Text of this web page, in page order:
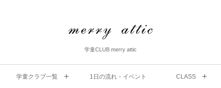
学童CLUB merry attic
学童クラブ一覧 1⽇の流れ・イベント CLASS